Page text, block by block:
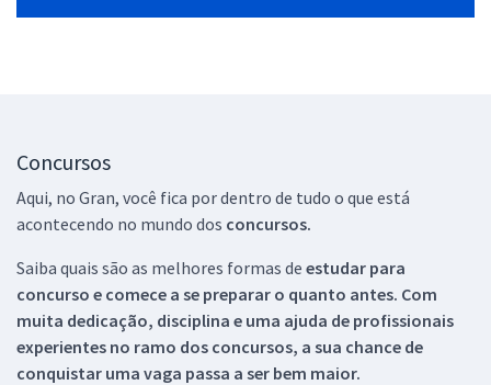
Concursos
Aqui, no Gran, você fica por dentro de tudo o que está
acontecendo no mundo dos concursos.
Saiba quais são as melhores formas de estudar para
concurso e comece a se preparar o quanto antes. Com
muita dedicação, disciplina e uma ajuda de profissionais
experientes no ramo dos concursos, a sua chance de
conquistar uma vaga passa a ser bem maior.